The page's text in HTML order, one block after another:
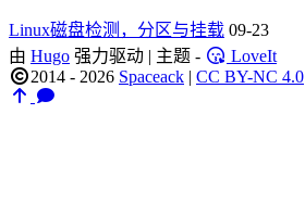
Linux磁盘检测，分区与挂载 09-23
由 Hugo 强力驱动 | 主题 -
LoveIt
2014 - 2026 Spaceack | CC BY-NC 4.0